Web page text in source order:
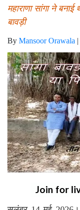
महाराणा सांगा ने बनाई
बावड़ी
By Mansoor Orawala |
Join for